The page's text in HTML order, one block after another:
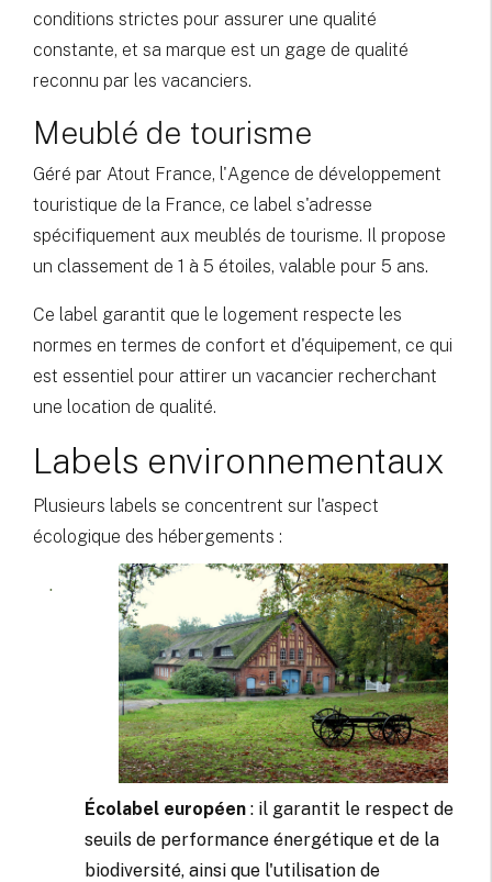
conditions strictes pour assurer une qualité
constante, et sa marque est un gage de qualité
reconnu par les vacanciers.
Meublé de tourisme
Géré par Atout France, l'Agence de développement
touristique de la France, ce label s'adresse
spécifiquement aux meublés de tourisme. Il propose
un classement de 1 à 5 étoiles, valable pour 5 ans.
Ce label garantit que le logement respecte les
normes en termes de confort et d'équipement, ce qui
est essentiel pour attirer un vacancier recherchant
une location de qualité.
Labels environnementaux
Plusieurs labels se concentrent sur l'aspect
écologique des hébergements :
Écolabel européen : il garantit le respect de
seuils de performance énergétique et de la
biodiversité, ainsi que l'utilisation de